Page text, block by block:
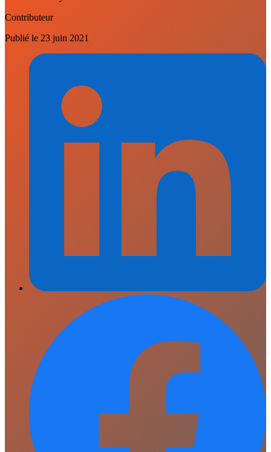
Contributeur
Publié le 23 juin 2021